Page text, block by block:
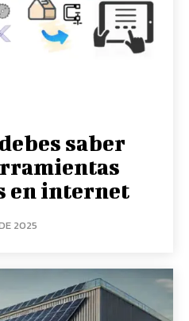
saber
en internet
2025